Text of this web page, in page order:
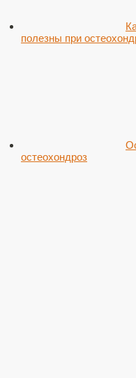
полезны при
остеохондроз